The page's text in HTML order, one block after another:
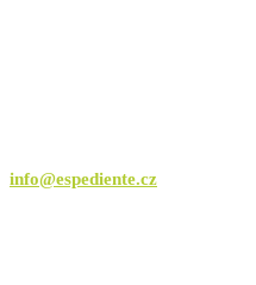
info@espediente.cz